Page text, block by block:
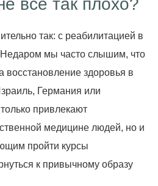
все так плохо?
так: с реабилитацией в
мы часто слышим, что
восстановление здоровья в
Германия или
привлекают
медицине людей, но и
пройти курсы
к привычному образу